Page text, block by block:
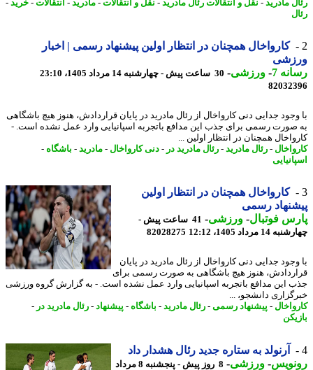
مادرید- نقل و انتقالات رئال مادرید- نقل و انتقالات-مادرید- انتقالات-خرید-
کارواخال همچنان در انتظار اولین پیشنهاد رسمی | اخبار
7
-ورزشی-30 ساعت پیش - چهارشنبه 14 مرداد 1405، 23:10
جدایی دنی کارواخال از رئال مادرید در پایان قراردادش، هنوز هیچ باشگاهی
رسمی برای جذب این مدافع باتجربه اسپانیایی وارد عمل نشده است. -
همچنان در انتظار اولین ...
-رئال مادرید- رئال مادرید در- دنی کارواخال -مادرید- باشگاه-
کارواخال همچنان در انتظار اولین
رسمی
فوتبال-ورزشی-
41 ساعت پیش -
مرداد 1405، 12:12
82028275
جدایی دنی کارواخال از رئال مادرید در پایان
هنوز هیچ باشگاهی به صورت رسمی برای
این مدافع باتجربه اسپانیایی وارد عمل نشده است. - به گزارش گروه ورزشی
دانشجو، ...
-پیشنهاد رسمی-رئال مادرید- باشگاه-پیشنهاد-رئال مادرید در-
آرنولد به ستاره جدید رئال هشدار داد
-ورزشی-
8 روز پیش - پنجشنبه 8 مرداد